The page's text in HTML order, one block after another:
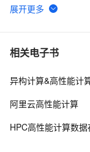
6 高性能计算用于工
7 【技术大图】手
8 有向图的强联通
相关电子书
异构计算&高性能计
阿里云高性能计算
HPC高性能计算数